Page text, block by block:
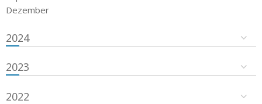
Dezember
2024
2023
2022